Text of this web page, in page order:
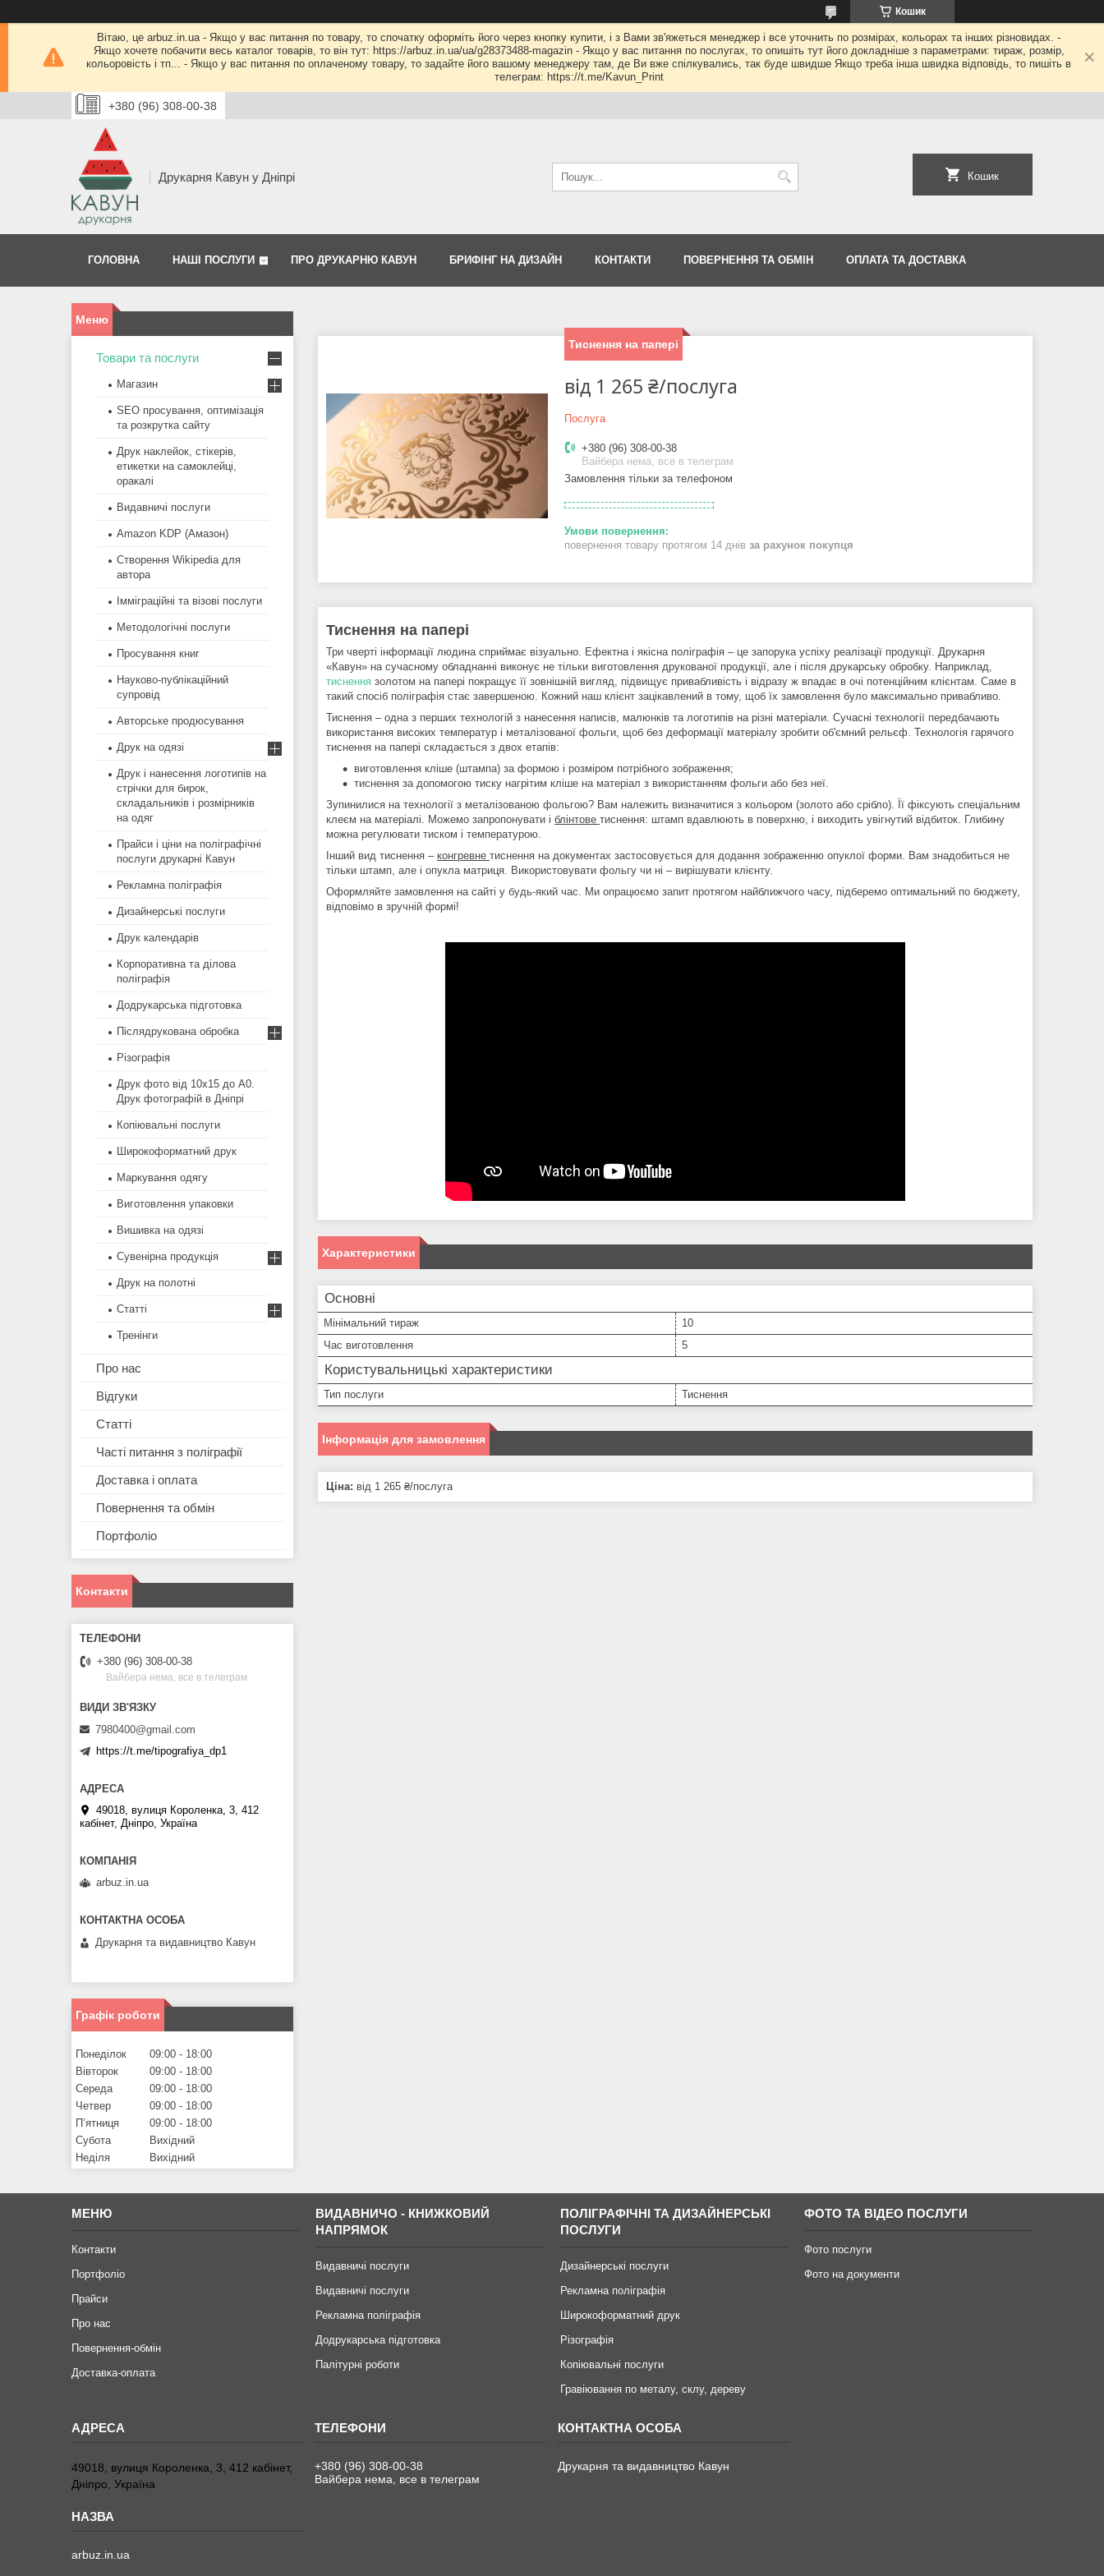
Кошик
Вітаю, це arbuz.in.ua - Якщо у вас питання по товару, то спочатку оформіть його через кнопку купити, і з Вами зв'яжеться менеджер і все уточнить по розмірах, кольорах та інших різновидах. -
Якщо хочете побачити весь каталог товарів, то він тут: https://arbuz.in.ua/ua/g28373488-magazin - Якщо у вас питання по послугах, то опишіть тут його докладніше з параметрами: тираж, розмір,
кольоровість і тп... - Якщо у вас питання по оплаченому товару, то задайте його вашому менеджеру там, де Ви вже спілкувались, так буде швидше Якщо треба інша швидка відповідь, то пишіть в
телеграм: https://t.me/Kavun_Print
+380 (96) 308-00-38
Друкарня Кавун у Дніпрі Кошик
ГОЛОВНА НАШІ ПОСЛУГИ ПРО ДРУКАРНЮ КАВУН БРИФІНГ НА ДИЗАЙН КОНТАКТИ ПОВЕРНЕННЯ ТА ОБМІН ОПЛАТА ТА ДОСТАВКА
Тиснення на папері
від 1 265 ₴/послуга
Послуга
+380 (96) 308-00-38
Вайбера нема, все в телеграм
Замовлення тільки за телефоном
повернення товару протягом 14 днів за рахунок покупця
Тиснення на папері
Три чверті інформації людина сприймає візуально. Ефектна і якісна поліграфія – це запорука успіху реалізації продукції. Друкарня
«Кавун» на сучасному обладнанні виконує не тільки виготовлення друкованої продукції, але і після друкарську обробку. Наприклад,
тиснення золотом на папері покращує її зовнішній вигляд, підвищує привабливість і відразу ж впадає в очі потенційним клієнтам. Саме в
такий спосіб поліграфія стає завершеною. Кожний наш клієнт зацікавлений в тому, щоб їх замовлення було максимально привабливо.
Тиснення – одна з перших технологій з нанесення написів, малюнків та логотипів на різні матеріали. Сучасні технології передбачають
використання високих температур і металізованої фольги, щоб без деформації матеріалу зробити об'ємний рельєф. Технологія гарячого
тиснення на папері складається з двох етапів:
виготовлення кліше (штампа) за формою і розміром потрібного зображення;
тиснення за допомогою тиску нагрітим кліше на матеріал з використанням фольги або без неї.
Зупинилися на технології з металізованою фольгою? Вам належить визначитися з кольором (золото або срібло). Її фіксують спеціальним
клеєм на матеріалі. Можемо запропонувати і блінтове тиснення: штамп вдавлюють в поверхню, і виходить увігнутий відбиток. Глибину
можна регулювати тиском і температурою.
Інший вид тиснення – конгревне тиснення на документах застосовується для додання зображенню опуклої форми. Вам знадобиться не
тільки штамп, але і опукла матриця. Використовувати фольгу чи ні – вирішувати клієнту.
Оформляйте замовлення на сайті у будь-який час. Ми опрацюємо запит протягом найближчого часу, підберемо оптимальний по бюджету,
відповімо в зручній формі!
Характеристики
Основні
Мінімальний тираж
10
Час виготовлення
5
Користувальницькі характеристики
Тип послуги Тиснення
Інформація для замовлення
Ціна: від 1 265 ₴/послуга
Товари та послуги
Магазин
SEO просування, оптимізація
та розкрутка сайту
Друк наклейок, стікерів,
етикетки на самоклейці,
оракалі
Видавничі послуги
Amazon KDP (Амазон)
Створення Wikipedia для
автора
Імміграційні та візові послуги
Методологічні послуги
Просування книг
Науково-публікаційний
супровід
Авторське продюсування
Друк на одязі
Друк і нанесення логотипів на
стрічки для бирок,
складальників і розмірників
на одяг
Прайси і ціни на поліграфічні
послуги друкарні Кавун
Рекламна поліграфія
Дизайнерські послуги
Друк календарів
Корпоративна та ділова
поліграфія
Додрукарська підготовка
Післядрукована обробка
Різографія
Друк фото від 10х15 до А0.
Друк фотографій в Дніпрі
Копіювальні послуги
Широкоформатний друк
Маркування одягу
Виготовлення упаковки
Вишивка на одязі
Сувенірна продукція
Друк на полотні
Статті
Тренінги
Про нас
Відгуки
Статті
Часті питання з поліграфії
Доставка і оплата
Повернення та обмін
Портфоліо
Контакти
+380 (96) 308-00-38
Вайбера нема, все в телеграм
7980400@gmail.com
https://t.me/tipografiya_dp1
49018, вулиця Короленка, 3, 412
кабінет, Дніпро, Україна
arbuz.in.ua
Друкарня та видавництво Кавун
Графік роботи
Понеділок 09:00
18:00
Вівторок
09:00
18:00
Середа
09:00
18:00
Четвер
09:00
18:00
Пʼятниця
09:00
18:00
Субота
Вихідний
Неділя
Вихідний
МЕНЮ
Контакти
Портфоліо
Прайси
Про нас
Повернення-обмін
Доставка-оплата
ВИДАВНИЧО - КНИЖКОВИЙ
НАПРЯМОК
Видавничі послуги
Видавничі послуги
Рекламна поліграфія
Додрукарська підготовка
Палітурні роботи
ПОЛІГРАФІЧНІ ТА ДИЗАЙНЕРСЬКІ
ПОСЛУГИ
Дизайнерські послуги
Рекламна поліграфія
Широкоформатний друк
Різографія
Копіювальні послуги
Гравіювання по металу, склу, дереву
ФОТО ТА ВІДЕО ПОСЛУГИ
Фото послуги
Фото на документи
49018, вулиця Короленка, 3, 412 кабінет,
Дніпро, Україна
arbuz.in.ua
+380 (96) 308-00-38
Вайбера нема, все в телеграм
Друкарня та видавництво Кавун